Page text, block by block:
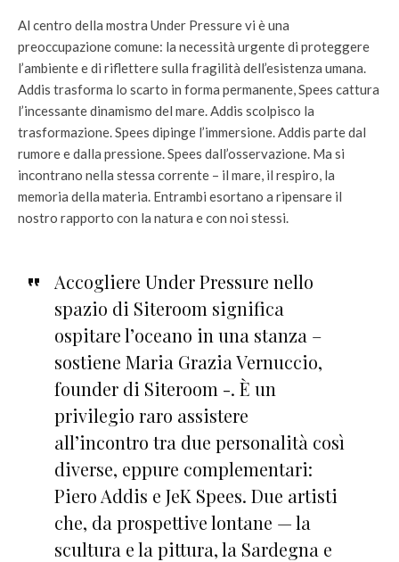
Al centro della mostra Under Pressure vi è una
preoccupazione comune: la necessità urgente di proteggere
l’ambiente e di riflettere sulla fragilità dell’esistenza umana.
Addis trasforma lo scarto in forma permanente, Spees cattura
l’incessante dinamismo del mare. Addis scolpisco la
trasformazione. Spees dipinge l’immersione. Addis parte dal
rumore e dalla pressione. Spees dall’osservazione. Ma si
incontrano nella stessa corrente – il mare, il respiro, la
memoria della materia. Entrambi esortano a ripensare il
nostro rapporto con la natura e con noi stessi.
Accogliere Under Pressure nello
spazio di Siteroom significa
ospitare l’oceano in una stanza –
sostiene Maria Grazia Vernuccio,
founder di Siteroom -. È un
privilegio raro assistere
all’incontro tra due personalità così
diverse, eppure complementari:
Piero Addis e JeK Spees. Due artisti
che, da prospettive lontane — la
scultura e la pittura, la Sardegna e